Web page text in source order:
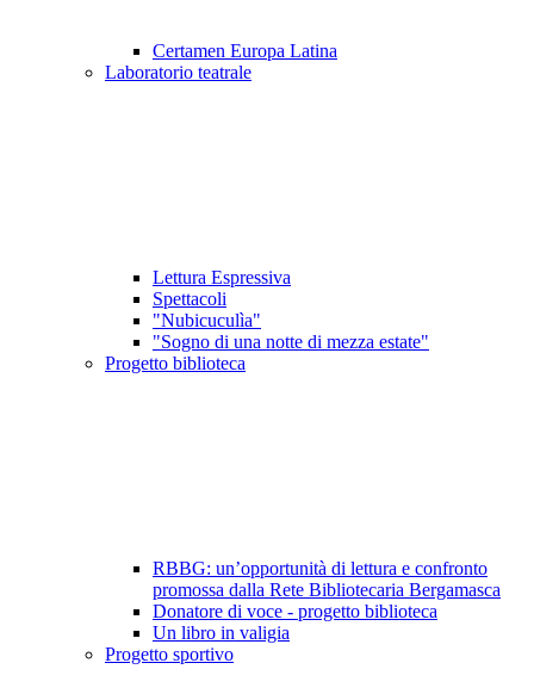
Certamen Europa Latina
Laboratorio teatrale
Lettura Espressiva
Spettacoli
"Nubicuculìa"
"Sogno di una notte di mezza estate"
Progetto biblioteca
RBBG: un’opportunità di lettura e confronto
promossa dalla Rete Bibliotecaria Bergamasca
Donatore di voce - progetto biblioteca
Un libro in valigia
Progetto sportivo